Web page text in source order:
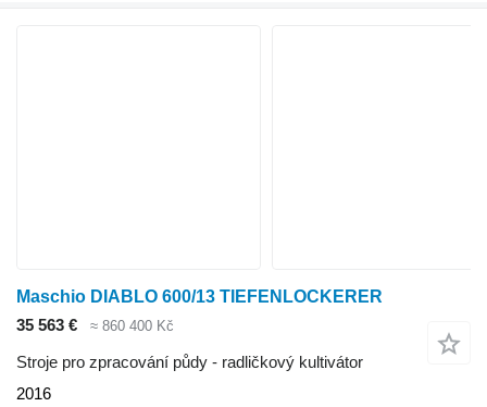
Maschio DIABLO 600/13 TIEFENLOCKERER
35 563 €
≈ 860 400 Kč
Stroje pro zpracování půdy - radličkový kultivátor
2016